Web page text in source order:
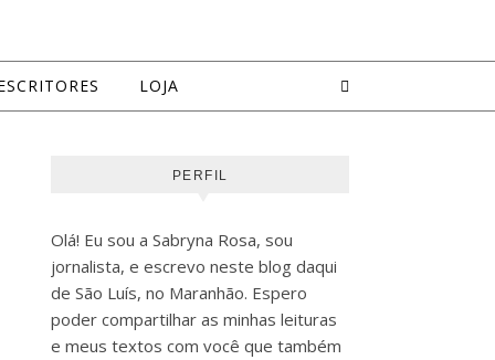
LOJA
PERFIL
Olá! Eu sou a Sabryna Rosa, sou
jornalista, e escrevo neste blog daqui
de São Luís, no Maranhão. Espero
poder compartilhar as minhas leituras
e meus textos com você que também